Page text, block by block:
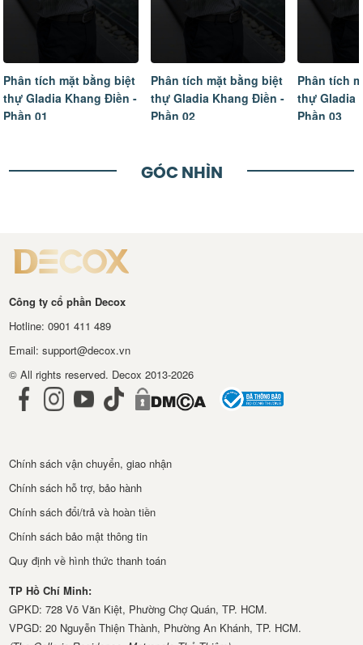
Phân tích mặt bằng biệt
thự Gladia Khang Điền -
Phần 02
Phân tích mặt bằng biệt
thự Gladia Khang Điền -
Phần 03
Tâm sự
ngôi nhà
hoàn thiện
GÓC NHÌN
Công ty cổ phần Decox
Hotline: 0901 411 489
Email: support@decox.vn
© All rights reserved. Decox 2013-2026
Chính sách vận chuyển, giao nhận
Chính sách hỗ trợ, bảo hành
Chính sách đổi/trả và hoàn tiền
Chính sách bảo mật thông tin
Quy định về hình thức thanh toán
TP Hồ Chí Minh:
GPKD: 728 Võ Văn Kiệt, Phường Chợ Quán, TP. HCM.
VPGD: 20 Nguyễn Thiện Thành, Phường An Khánh, TP. HCM.